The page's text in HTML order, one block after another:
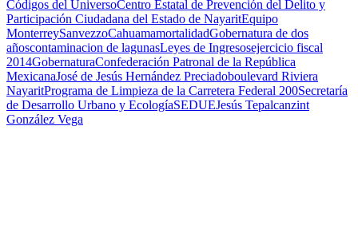
Códigos del UniversoCentro Estatal de Prevención del Delito y
Participación Ciudadana del Estado de NayaritEquipo
MonterreySanvezzoCahuamamortalidadGobernatura de dos
añoscontaminacion de lagunasLeyes de Ingresosejercicio fiscal
2014GobernaturaConfederación Patronal de la República
MexicanaJosé de Jesús Hernández Preciadoboulevard Riviera
NayaritPrograma de Limpieza de la Carretera Federal 200Secretaría
de Desarrollo Urbano y EcologíaSEDUEJesús Tepalcanzint
González Vega